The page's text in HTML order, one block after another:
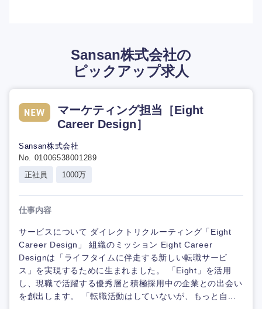
Sansan株式会社の
ピックアップ求人
マーケティング担当［Eight
Career Design］
Sansan株式会社
No. 01006538001289
正社員
1000万
仕事内容
サービスについて ダイレクトリクルーティング「Eight
Career Design」 組織のミッション Eight Career
Designは「ライフタイムに伴走する新しい転職サービ
ス」を実現するために生まれました。 「Eight」を活用
し、現職で活躍する優秀層と積極採用中の企業との出会い
を創出します。 「転職活動はしていないが、もっと自...